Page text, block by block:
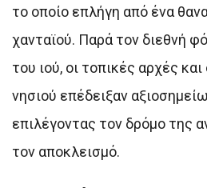
το οποίο επλήγη από ένα
χανταϊού. Παρά τον διεθνή
του ιού, οι τοπικές αρχές και
νησιού επέδειξαν
επιλέγοντας τον δρόμο της
τον αποκλεισμό.